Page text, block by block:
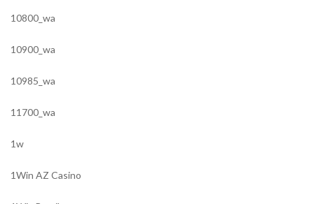
10800_wa
10900_wa
10985_wa
11700_wa
1w
1Win AZ Casino